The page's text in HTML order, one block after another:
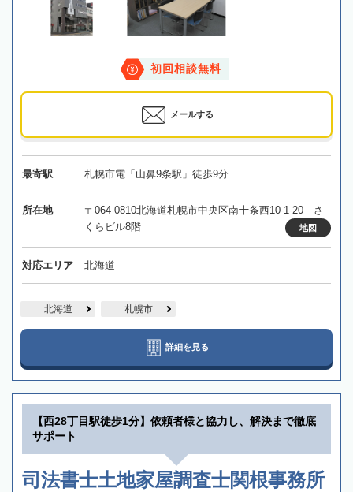
初回相談無料
メールする
最寄駅 札幌市電「山鼻9条駅」徒歩9分
所在地
〒064-0810北海道札幌市中央区南十条西10-1-20 さ
くらビル8階
地図
対応エリア 北海道
北海道 札幌市
詳細を見る
【西28丁目駅徒歩1分】依頼者様と協力し、解決まで徹底
サポート
司法書士土地家屋調査士関根事務所